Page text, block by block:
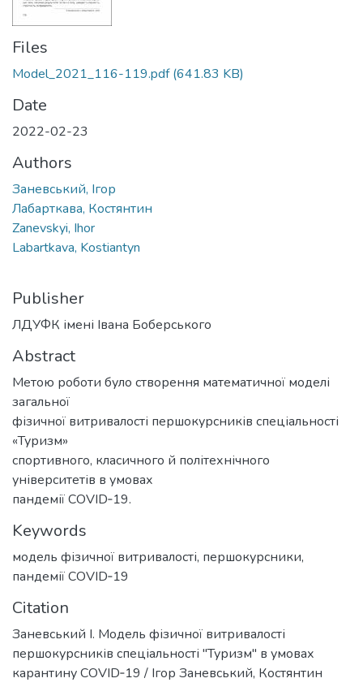
Files
Model_2021_116-119.pdf(641.83 KB)
Date
2022-02-23
Authors
Заневський, Ігор
Лабарткава, Костянтин
Zanevskyi, Ihor
Labartkava, Kostiantyn
Publisher
ЛДУФК імені Івана Боберського
Abstract
Метою роботи було створення математичної моделі
загальної
фізичної витривалості першокурсників спеціальності
«Туризм»
спортивного, класичного й політехнічного
університетів в умовах
пандемії COVID‑19.
Keywords
модель фізичної витривалості, першокурсники,
пандемії COVID‑19
Citation
Заневський І. Модель фізичної витривалості
першокурсників спеціальності "Туризм" в умовах
карантину COVID‑19 / Ігор Заневський, Костянтин